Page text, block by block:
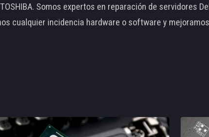
TOSHIBA. Somos expertos en reparación de servidores
cualquier incidencia hardware o software y